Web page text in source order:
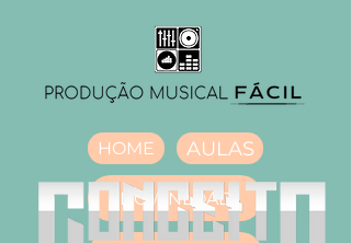
HOME AULAS
DOWNLOAD